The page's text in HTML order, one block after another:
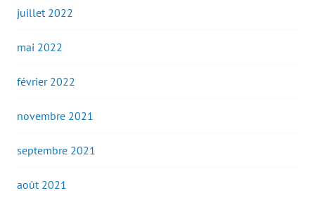
juillet 2022
mai 2022
février 2022
novembre 2021
septembre 2021
août 2021